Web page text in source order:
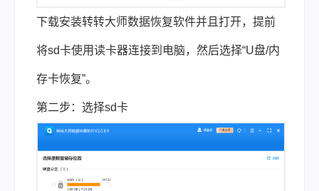
下载安装转转大师数据恢复软件并且打开，提前
将sd卡使用读卡器连接到电脑，然后选择“U盘/内
存卡恢复”。
第二步：选择sd卡